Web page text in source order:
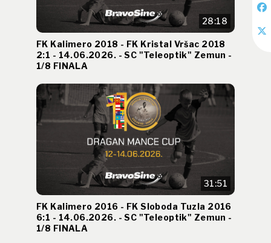
28:18
FK Kalimero 2018 - FK Kristal Vršac 2018
2:1 - 14.06.2026. - SC "Teleoptik" Zemun -
1/8 FINALA
31:51
FK Kalimero 2016 - FK Sloboda Tuzla 2016
6:1 - 14.06.2026. - SC "Teleoptik" Zemun -
1/8 FINALA